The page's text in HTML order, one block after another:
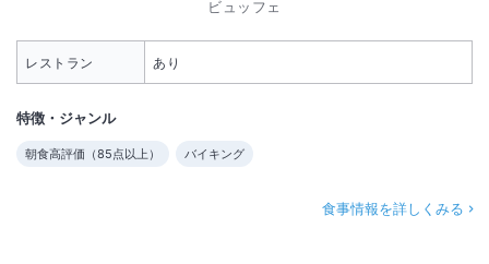
ビュッフェ
レストラン あり
特徴・ジャンル
朝食高評価（85点以上） バイキング
食事情報を詳しくみる